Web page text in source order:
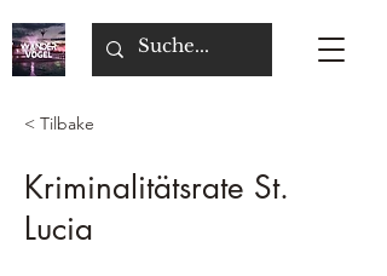
< Tilbake
Kriminalitätsrate St.
Lucia